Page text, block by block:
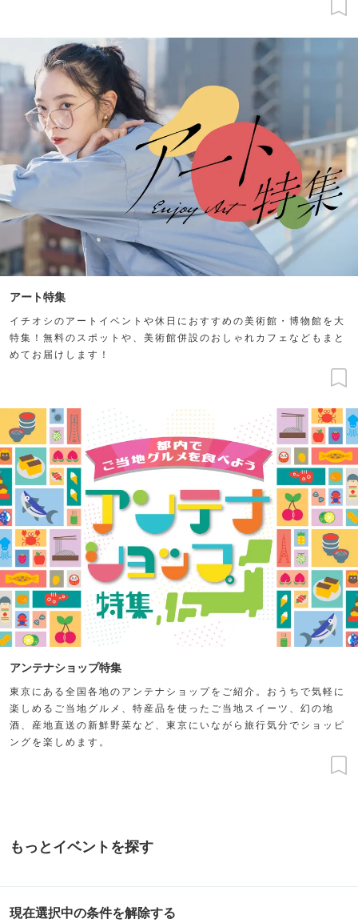
アート特集
イチオシのアートイベントや休日におすすめの美術館・博物館を大
特集！無料のスポットや、美術館併設のおしゃれカフェなどもまと
めてお届けします！
アンテナショップ特集
東京にある全国各地のアンテナショップをご紹介。おうちで気軽に
楽しめるご当地グルメ、特産品を使ったご当地スイーツ、幻の地
酒、産地直送の新鮮野菜など、東京にいながら旅行気分でショッピ
ングを楽しめます。
もっとイベントを探す
現在選択中の条件を解除する